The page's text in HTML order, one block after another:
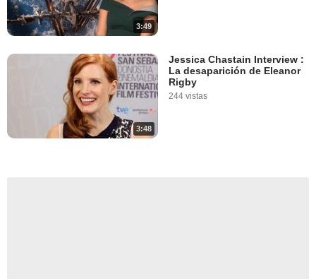
3:49
3:48
Jessica Chastain Interview :
La desaparición de Eleanor
Rigby
244 vistas